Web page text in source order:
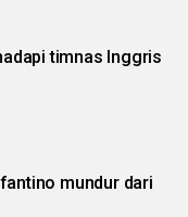
timnas Inggris
mundur dari